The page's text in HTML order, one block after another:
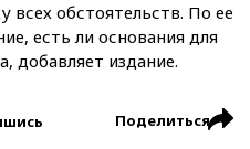
всех обстоятельств. По ее
есть ли основания для
добавляет издание.
Поделиться